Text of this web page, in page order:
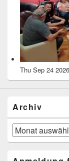
Thu Sep 24
Archiv
Archiv